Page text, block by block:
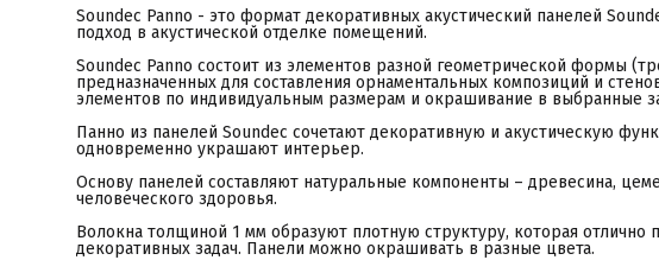
элементов
Soundec Panno - это формат декоративных акустический панелей
подход в акустической отделке помещений.
Soundec Panno состоит из элементов разной геометрической формы
предназначенных для составления орнаментальных композиций и
элементов по индивидуальным размерам и окрашивание в выбранные
Панно из панелей Soundec сочетают декоративную и акустическую
одновременно украшают интерьер.
Основу панелей составляют натуральные компоненты – древесина,
человеческого здоровья.
Волокна толщиной 1 мм образуют плотную структуру, которая отлично
декоративных задач. Панели можно окрашивать в разные цвета.